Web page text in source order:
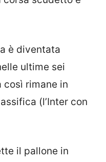
è diventata
ultime sei
così rimane in
(l’Inter con
il pallone in